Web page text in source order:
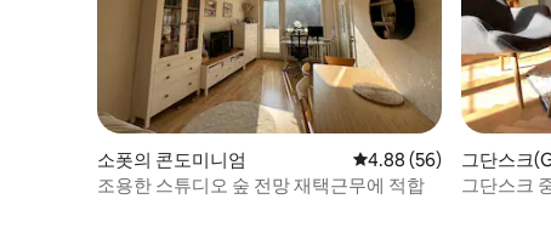
소폿의 콘도미니엄 평점 4.88점(5점 만점),
4.88 (56)
조용한 스튜디오 숲 전망 재택근무에 적합
그단스크
엄
그단스크